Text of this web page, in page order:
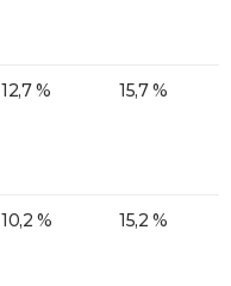
12,7 % 15,7 %
10,2 % 15,2 %